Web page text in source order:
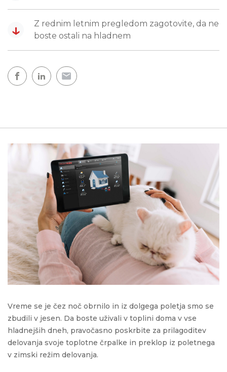
↓
Z rednim letnim pregledom zagotovite, da ne
boste ostali na hladnem
Vreme se je čez noč obrnilo in iz dolgega poletja smo se
zbudili v jesen. Da boste uživali v toplini doma v vse
hladnejših dneh, pravočasno poskrbite za prilagoditev
delovanja svoje toplotne črpalke in preklop iz poletnega
v zimski režim delovanja.